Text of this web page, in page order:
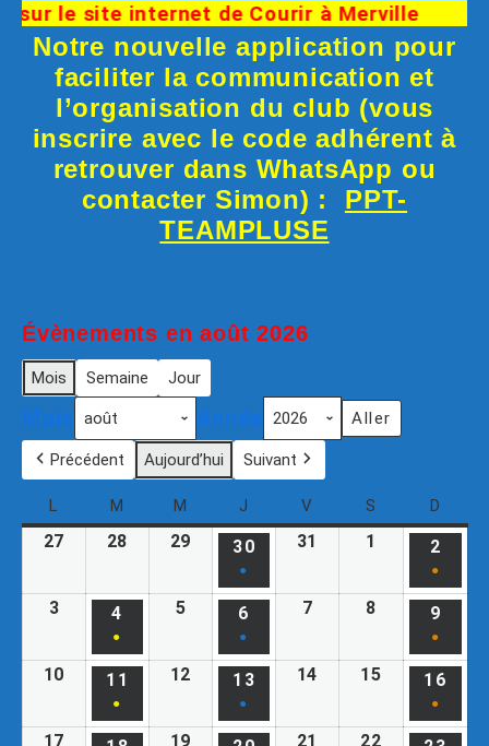
le site internet de Courir à Merville
Notre nouvelle application pour
faciliter la communication et
l’organisation du club (vous
inscrire avec le code adhérent à
retrouver dans WhatsApp ou
contacter Simon) : PPT-
TEAMPLUSE
Évènements en août 2026
Mois Semaine Jour
Mois Année
Précédent Aujourd’hui Suivant
L M M J V S D
27 28 29 30
●
31 1 2
●
3 4
●
5 6
●
7 8 9
●
10 11
●
12 13
●
14 15 16
●
17 19 21 22